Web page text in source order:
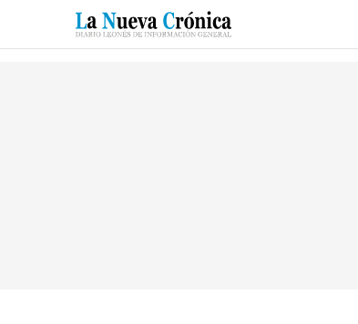
SUCESOS CULTURAS ESPECIALES DEPORTES